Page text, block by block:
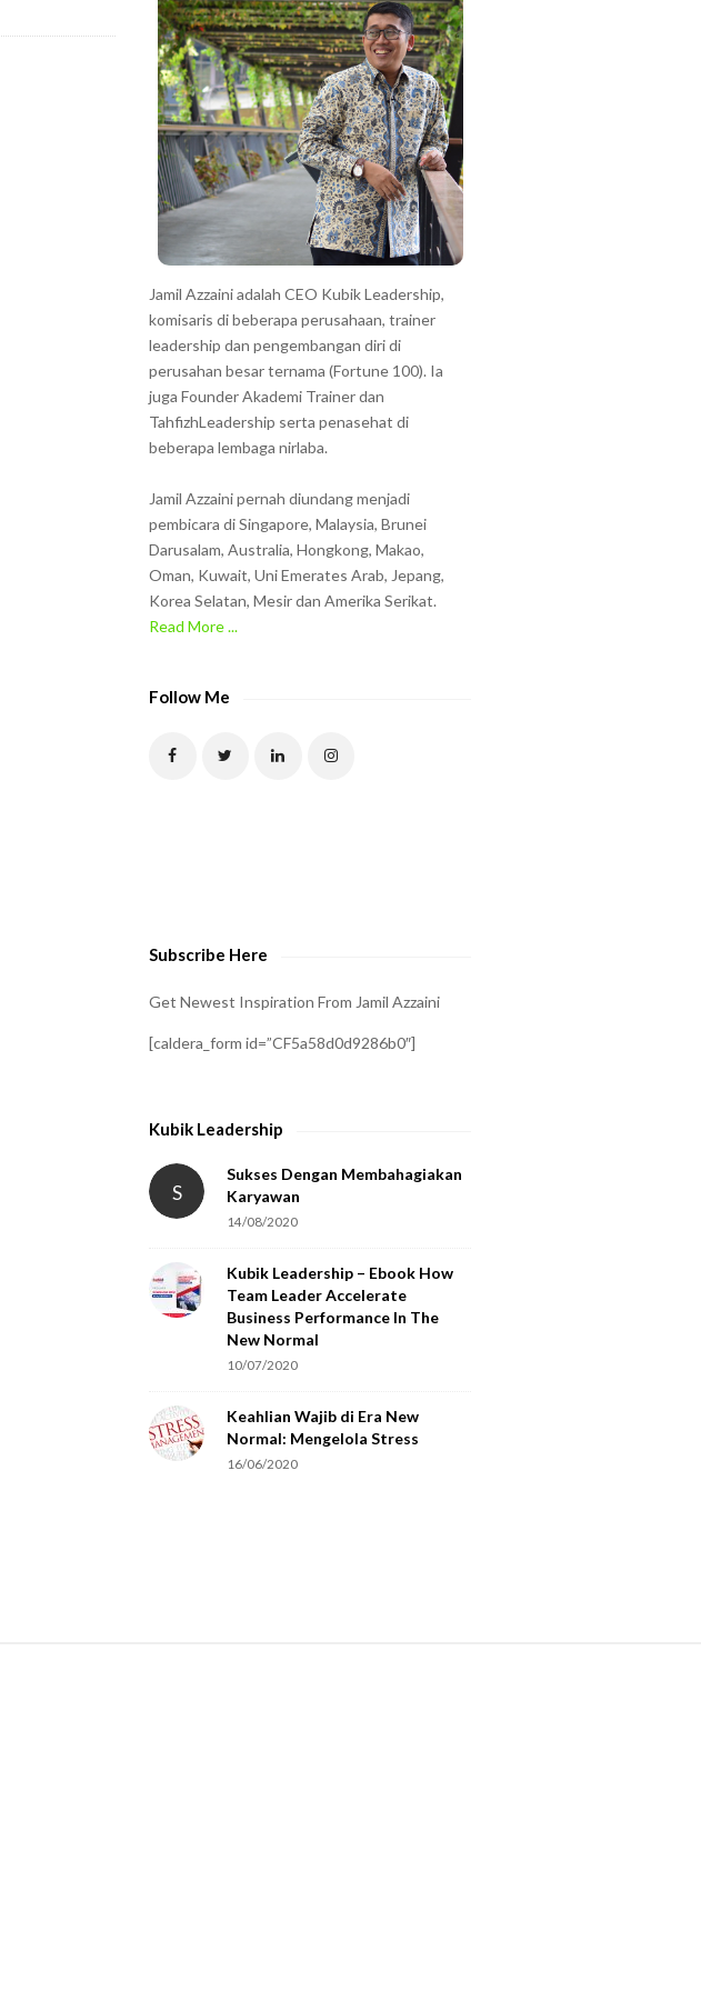
Jamil Azzaini adalah CEO Kubik Leadership,
komisaris di beberapa perusahaan, trainer
leadership dan pengembangan diri di
perusahan besar ternama (Fortune 100). Ia
juga Founder Akademi Trainer dan
TahfizhLeadership serta penasehat di
beberapa lembaga nirlaba.
Jamil Azzaini pernah diundang menjadi
pembicara di Singapore, Malaysia, Brunei
Darusalam, Australia, Hongkong, Makao,
Oman, Kuwait, Uni Emerates Arab, Jepang,
Korea Selatan, Mesir dan Amerika Serikat.
Read More ...
Follow Me
Subscribe Here
Get Newest Inspiration From Jamil Azzaini
[caldera_form id=”CF5a58d0d9286b0″]
Kubik Leadership
S
Sukses Dengan Membahagiakan
Karyawan
14/08/2020
Kubik Leadership – Ebook How
Team Leader Accelerate
Business Performance In The
New Normal
10/07/2020
Keahlian Wajib di Era New
Normal: Mengelola Stress
16/06/2020